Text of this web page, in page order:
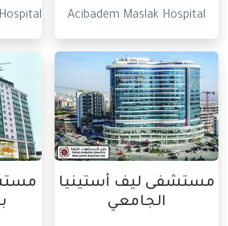
Acibadem Maslak Hospital
مستشفى ليف أستينيا
الجامعي